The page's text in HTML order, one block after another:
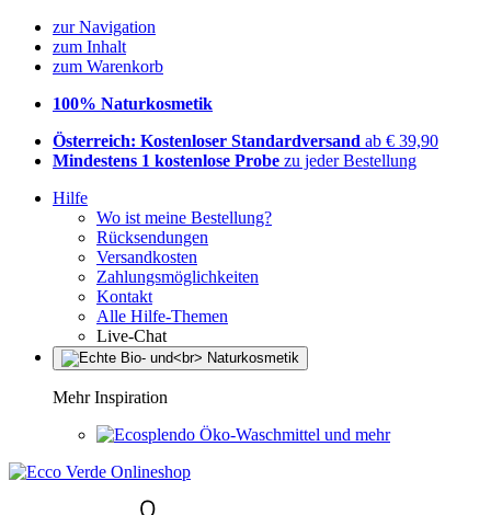
zur Navigation
zum Inhalt
zum Warenkorb
100% Naturkosmetik
Österreich: Kostenloser Standardversand ab € 39,90
Mindestens 1 kostenlose Probe zu jeder Bestellung
Hilfe
Wo ist meine Bestellung?
Rücksendungen
Versandkosten
Zahlungsmöglichkeiten
Kontakt
Alle Hilfe-Themen
Live-Chat
Mehr Inspiration
Öko-Waschmittel und mehr